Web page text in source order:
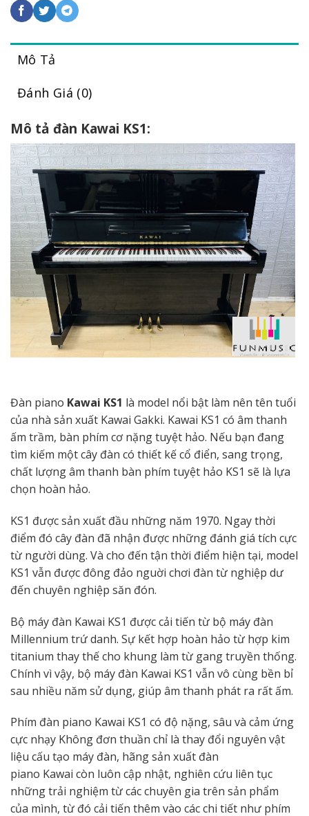
Mô Tả
Đánh Giá (0)
Mô tả đàn Kawai KS1:
Đàn piano Kawai KS1 là model nổi bật làm nên tên tuổi
của nhà sản xuất Kawai Gakki. Kawai KS1 có âm thanh
ấm trầm, bàn phím cơ nặng tuyệt hảo. Nếu bạn đang
tìm kiếm một cây đàn có thiết kế cổ điển, sang trọng,
chất lượng âm thanh bàn phím tuyệt hảo KS1 sẽ là lựa
chọn hoàn hảo.
KS1 được sản xuất đầu những năm 1970. Ngay thời
điểm đó cây đàn đã nhận được những đánh giá tích cực
từ người dùng. Và cho đến tận thời điểm hiện tại, model
KS1 vẫn được đông đảo nguời chơi đàn từ nghiệp dư
đến chuyên nghiệp săn đón.
Bộ máy đàn Kawai KS1 được cải tiến từ bộ máy đàn
Millennium trứ danh. Sự kết hợp hoàn hảo từ hợp kim
titanium thay thế cho khung làm từ gang truyền thống.
Chính vì vậy, bộ máy đàn Kawai KS1 vẫn vô cùng bền bỉ
sau nhiều năm sử dụng, giúp âm thanh phát ra rất ấm.
Phím đàn piano Kawai KS1 có độ nặng, sâu và cảm ứng
cực nhạy Không đơn thuần chỉ là thay đổi nguyên vật
liệu cấu tạo máy đàn, hãng sản xuất đàn
piano Kawai còn luôn cập nhật, nghiên cứu liên tục
những trải nghiệm từ các chuyên gia trên sản phẩm
của mình, từ đó cải tiến thêm vào các chi tiết như phím